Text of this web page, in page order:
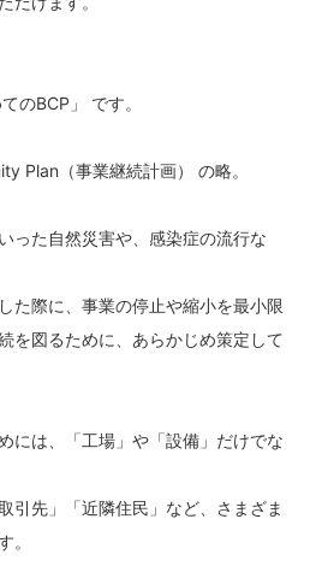
のBCP」 です。
Plan（事業継続計画） の略。
った自然災害や、感染症の流行な
た際に、事業の停止や縮小を最小限
を図るために、あらかじめ策定して
には、「工場」や「設備」だけでな
引先」「近隣住民」など、さまざま
。